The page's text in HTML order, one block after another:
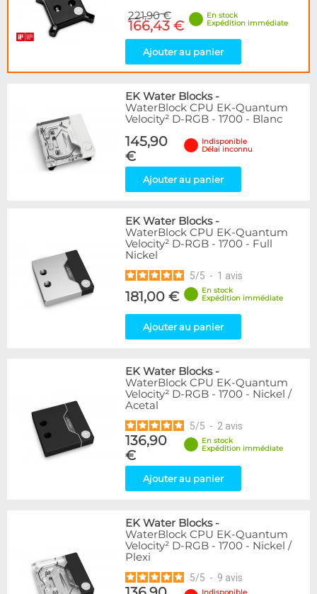
221,90 €
166,43 €
En stock
Expédition immédiate
Ajouter au panier
EK Water Blocks-
WaterBlock CPU EK-Quantum
Velocity² D-RGB - 1700 - Blanc
145,90
€
Indisponible
Délai inconnu
Ajouter au panier
EK Water Blocks-
WaterBlock CPU EK-Quantum
Velocity² D-RGB - 1700 - Full
Nickel
5/5 - 1 avis
181,00 €
En stock
Expédition immédiate
Ajouter au panier
EK Water Blocks-
WaterBlock CPU EK-Quantum
Velocity² D-RGB - 1700 - Nickel /
Acetal
5/5 - 2 avis
136,90
€
En stock
Expédition immédiate
Ajouter au panier
EK Water Blocks-
WaterBlock CPU EK-Quantum
Velocity² D-RGB - 1700 - Nickel /
Plexi
5/5 - 9 avis
Indisponible